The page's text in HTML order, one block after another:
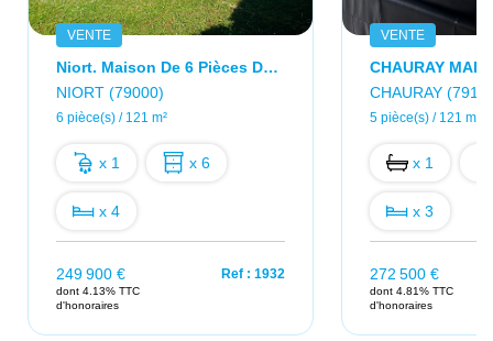
VENTE
Niort. Maison De 6 Pièces De 121m².
NIORT (79000)
6 pièce(s) / 121 m²
x 1 x 6
x 4
249 900 €
dont 4.13% TTC
d'honoraires
Ref : 1932
VENTE
CHAURAY
5 pièce(s) / 121 m²
x 1
x 3
272 500 €
dont 4.81% TTC
d'honoraires